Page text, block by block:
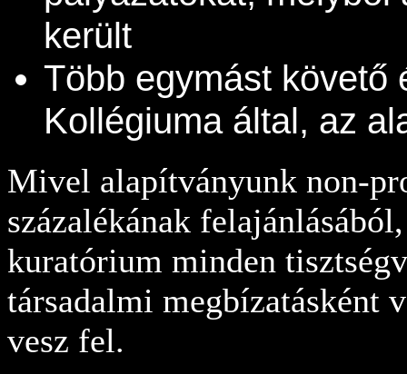
került
Több egymást követő
Kollégiuma által, az
Mivel alapítványunk non-
százalékának
kuratórium minden
társadalmi megbízatásként
vesz fel.